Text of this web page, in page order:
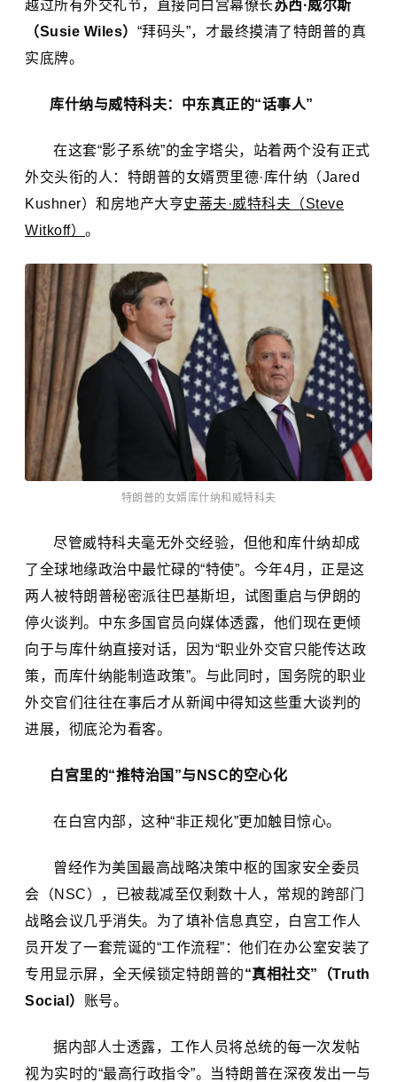
越过所有外交礼节，直接向白宫幕僚长苏西·威尔斯
（Susie Wiles） “拜码头”，才最终摸清了特朗普的真
实底牌。
库什纳与威特科夫： 中东真正的“话事人”
在这套“影子系统”的金字塔尖，站着两个没有正式
外交头衔的人：特朗普的女婿贾里德·库什纳 （Jared
Kushner） 和房地产大亨史蒂夫·威特科夫（Steve
Witkoff） 。
特朗普的女婿库什纳和威特科夫
尽管威特科夫毫无外交经验，但他和库什纳却成
了全球地缘政治中最忙碌的“特使”。今年4月，正是这
两人被特朗普秘密派往 巴基斯坦，试图重启与伊朗的
停火谈判。中东多国官员向媒体透露，他们现在更倾
向于与库什纳直接对话，因为“职业外交官只能传达政
策，而库什纳能制造政策”。与此同时，国务院的职业
外交官们往往在事后才从新闻中得知这些重大谈判的
进展，彻底沦为看客。
白宫里的“推特治国”与NSC的空心化
在白宫内部，这种“非正规化”更加触目惊心。
曾经作为美国最高战略决策中枢的国家安全委员
会（NSC），已被裁减至仅剩数十人，常规的跨部门
战略会议几乎消失。为了填补信息真空，白宫工作人
员开发了一套荒诞的“工作流程”：他们在办公室安装了
专用显示屏，全天候锁定特朗普的“真相社交”（Truth
Social） 账号。
据内部人士透露，工作人员将总统的每一次发帖
视为实时的“最高行政指令”。当特朗普在深夜发出一与